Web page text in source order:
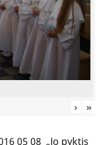
› »
05 08 „Jo pyktis